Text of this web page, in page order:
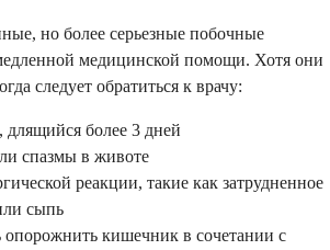
но более серьезные побочные
медицинской помощи. Хотя они
следует обратиться к врачу:
более 3 дней
спазмы в животе
реакции, такие как затрудненное
сыпь
кишечник в сочетании с